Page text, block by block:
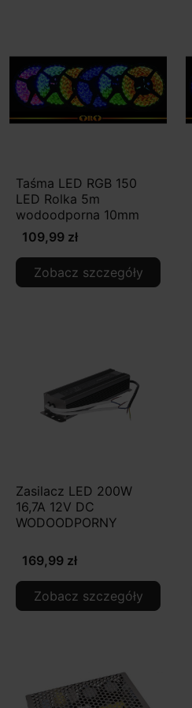
Taśma LED RGB 150
LED Rolka 5m
wodoodporna 10mm
109,99 zł
Zobacz szczegóły
Zasilacz LED 200W
16,7A 12V DC
WODOODPORNY
169,99 zł
Zobacz szczegóły